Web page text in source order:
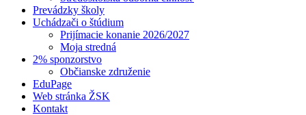
Prevádzky školy
Uchádzači o štúdium
Prijímacie konanie 2026/2027
Moja stredná
2% sponzorstvo
Občianske združenie
EduPage
Web stránka ŽSK
Kontakt